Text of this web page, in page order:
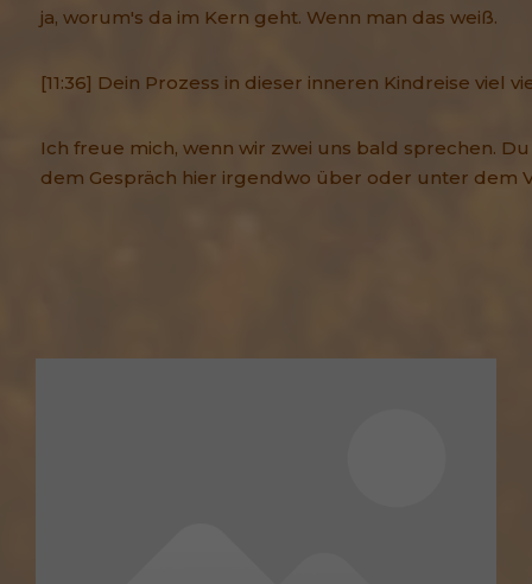
ja, worum's da im Kern geht. Wenn man das weiß.
[11:36] Dein Prozess in dieser inneren Kindreise viel
Ich freue mich, wenn wir zwei uns bald sprechen.
dem Gespräch hier irgendwo über oder unter dem